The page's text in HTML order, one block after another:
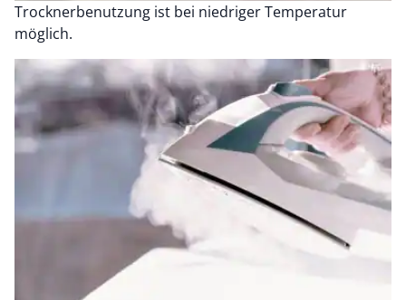
Trocknerbenutzung ist bei niedriger Temperatur
möglich.